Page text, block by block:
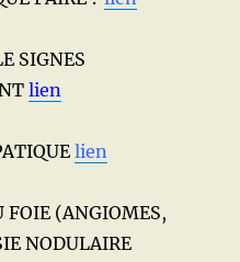
SIGNES
lien
lien
FOIE (ANGIOMES,
NODULAIRE